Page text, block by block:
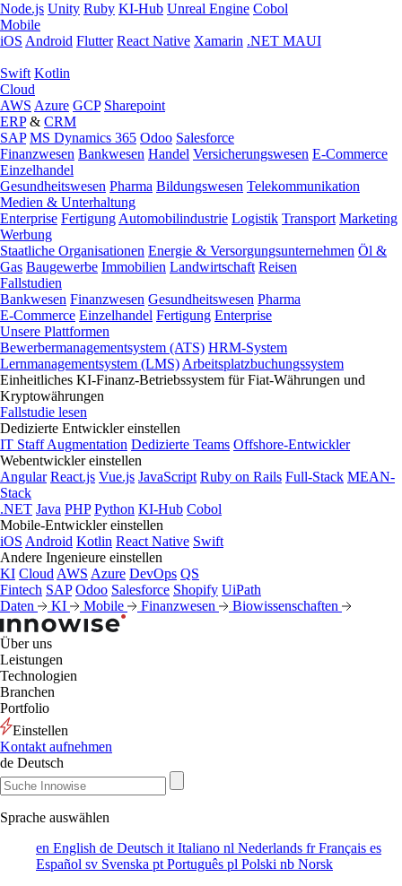
Node.js Unity Ruby KI-Hub Unreal Engine Cobol
Mobile
iOS Android Flutter React Native Xamarin .NET MAUI
Swift Kotlin
Cloud
AWS Azure GCP Sharepoint
ERP& CRM
SAP MS Dynamics 365 Odoo Salesforce
Finanzwesen Bankwesen Handel Versicherungswesen E-Commerce
Einzelhandel
Gesundheitswesen Pharma Bildungswesen Telekommunikation
Medien & Unterhaltung
Enterprise Fertigung Automobilindustrie Logistik Transport Marketing
Werbung
Staatliche Organisationen Energie & Versorgungsunternehmen Öl &
Gas Baugewerbe Immobilien Landwirtschaft Reisen
Fallstudien
Bankwesen Finanzwesen Gesundheitswesen Pharma
E-Commerce Einzelhandel Fertigung Enterprise
Unsere Plattformen
Bewerbermanagementsystem (ATS) HRM-System
Lernmanagementsystem (LMS) Arbeitsplatzbuchungssystem
Einheitliches KI-Finanz-Betriebssystem für Fiat-Währungen und
Kryptowährungen
Fallstudie lesen
Dedizierte Entwickler einstellen
IT Staff Augmentation Dedizierte Teams Offshore-Entwickler
Webentwickler einstellen
Angular React.js Vue.js JavaScript Ruby on Rails Full-Stack MEAN-
Stack
.NET Java PHP Python KI-Hub Cobol
Mobile-Entwickler einstellen
iOS Android Kotlin React Native Swift
Andere Ingenieure einstellen
KI Cloud AWS Azure DevOps QS
Fintech SAP Odoo Salesforce Shopify UiPath
Daten
KI Mobile Finanzwesen Biowissenschaften
Über uns
Leistungen
Technologien
Branchen
Portfolio
Einstellen
Kontakt aufnehmen
de Deutsch
Sprache auswählen
en English de Deutsch it Italiano nl Nederlands frFrançais es
Español sv Svenska pt Português pl Polski nb Norsk